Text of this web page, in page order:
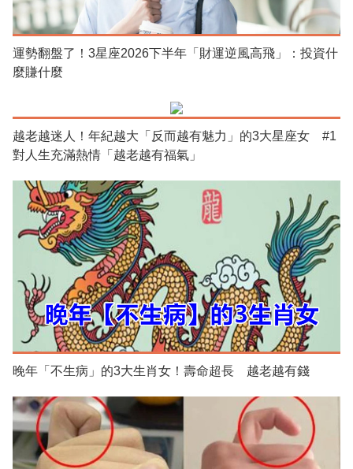
運勢翻盤了！3星座2026下半年「財運逆風高飛」：投資什
麼賺什麼
越老越迷人！年紀越大「反而越有魅力」的3大星座女 #1
對人生充滿熱情「越老越有福氣」
晚年「不生病」的3大生肖女！壽命超長 越老越有錢